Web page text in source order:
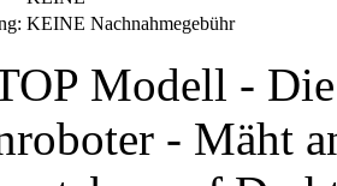
KEINE Nachnahmegebühr
Modell -
- Mäht